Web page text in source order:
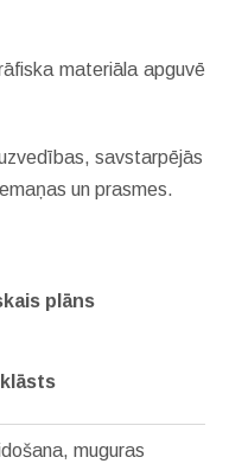
materiāla apguvē
savstarpējās
un prasmes.
plāns
muguras